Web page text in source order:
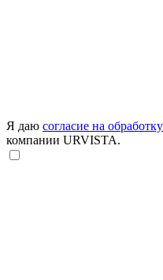
Я даю согласие на
компании URVISTA.